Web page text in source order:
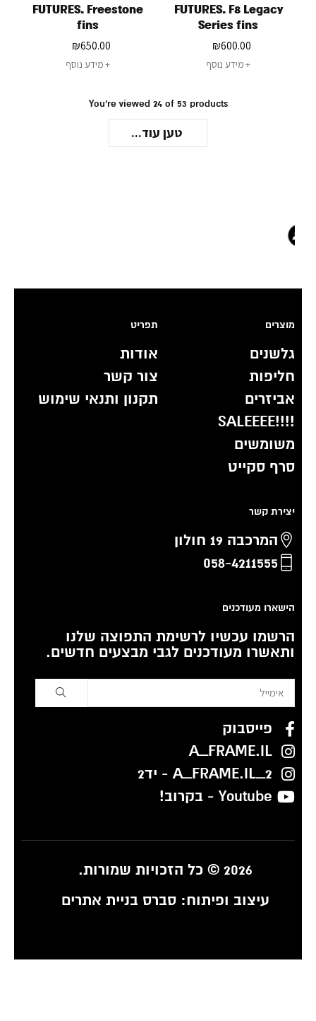
FUTURES. F8 Legacy
Series fins
₪600.00
מידע נוסף
FUTURES. Freestone
fins
₪650.00
מידע נוסף
You're viewed 24 of 53 products
טען עוד...
מוצרים
גלשנים
חליפות
אביזרים
!!!!SALEEEE
משומשים
סרף סקייט
תפריט
אודות
צור קשר
תקנון ותנאי שימוש
יצירת קשר
המרכבה 19 חולון
058-4211555
הישארו מעודכנים
הרשמו עכשיו לרשימת התפוצה שלנו
ותאשרו מעודכנים לגבי מבצעים חדשים.
פייסבוק
A_FRAME.IL
A_FRAME.IL_2 - יד2
Youtube - בקרוב!
2026 © כל הזכויות שמורות.
עיצוב ופיתוח:סברס בניית אתרים